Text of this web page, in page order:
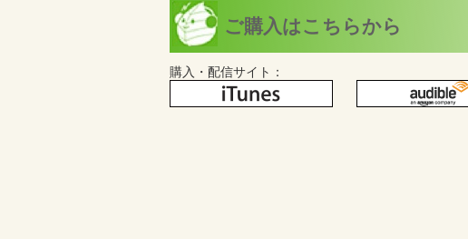
ご購入はこちらから
購入・配信サイト：